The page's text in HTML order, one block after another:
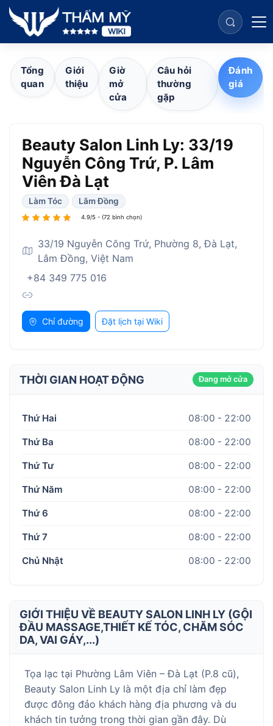
Tổng
quan
Giới
thiệu
Giờ
mở
cửa
Câu hỏi
thường
gặp
Đánh
giá
Beauty Salon Linh Ly: 33/19
Nguyễn Công Trứ, P. Lâm
Viên Đà Lạt
Làm Tóc Lâm Đồng
4.9/5 - (72 bình chọn)
33/19 Nguyễn Công Trứ, Phường 8, Đà Lạt,
Lâm Đồng, Việt Nam
+84 349 775 016
Chỉ đường Đặt lịch tại Wiki
THỜI GIAN HOẠT ĐỘNG Đang mở cửa
Thứ Hai 08:00 - 22:00
Thứ Ba 08:00 - 22:00
Thứ Tư 08:00 - 22:00
Thứ Năm 08:00 - 22:00
Thứ 6 08:00 - 22:00
Thứ 7 08:00 - 22:00
Chủ Nhật 08:00 - 22:00
GIỚI THIỆU VỀ BEAUTY SALON LINH LY (GỘI
ĐẦU MASSAGE,THIẾT KẾ TÓC, CHĂM SÓC
DA, VAI GÁY,...)
Tọa lạc tại Phường Lâm Viên – Đà Lạt (P.8 cũ),
Beauty Salon Linh Ly là một địa chỉ làm đẹp
được đông đảo khách hàng địa phương và du
khách tin tưởng trong thời gian gần đây. Dù